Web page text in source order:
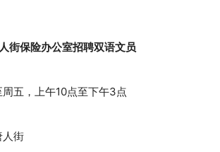
街保险办公室招聘双语文员
周五，上午10点至下午3点
人街